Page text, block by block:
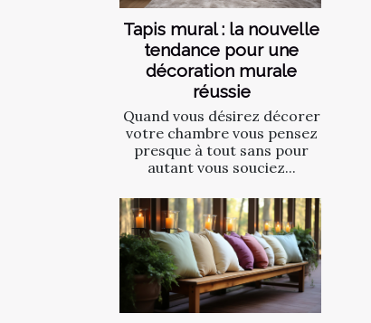
Tapis mural : la nouvelle
tendance pour une
décoration murale
réussie
Quand vous désirez décorer
votre chambre vous pensez
presque à tout sans pour
autant vous souciez...